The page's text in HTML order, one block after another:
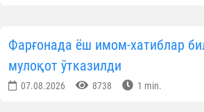
Фарғонада ёш имом-хатиблар
мулоқот ўтказилди
07.08.2026 8738 1 min.